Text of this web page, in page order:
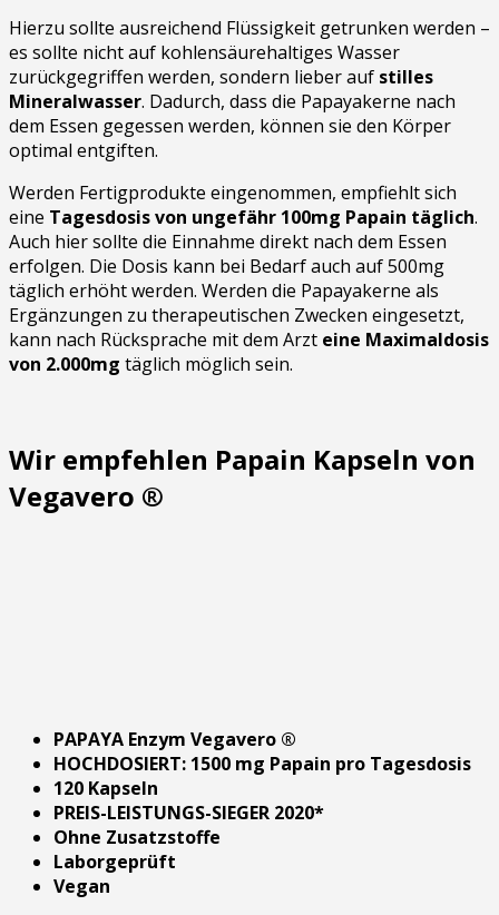
Hierzu sollte ausreichend Flüssigkeit getrunken werden –
es sollte nicht auf kohlensäurehaltiges Wasser
zurückgegriffen werden, sondern lieber auf stilles
Mineralwasser. Dadurch, dass die Papayakerne nach
dem Essen gegessen werden, können sie den Körper
optimal entgiften.
Werden Fertigprodukte eingenommen, empfiehlt sich
eine Tagesdosis von ungefähr 100mg Papain täglich.
Auch hier sollte die Einnahme direkt nach dem Essen
erfolgen. Die Dosis kann bei Bedarf auch auf 500mg
täglich erhöht werden. Werden die Papayakerne als
Ergänzungen zu therapeutischen Zwecken eingesetzt,
kann nach Rücksprache mit dem Arzt eine Maximaldosis
von 2.000mg täglich möglich sein.
Wir empfehlen Papain Kapseln von
Vegavero ®
PAPAYA Enzym Vegavero ®
HOCHDOSIERT: 1500 mg Papain pro Tagesdosis
120 Kapseln
PREIS-LEISTUNGS-SIEGER 2020*
Ohne Zusatzstoffe
Laborgeprüft
Vegan